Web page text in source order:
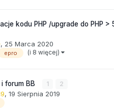
kodu PHP /upgrade do PHP
, 25 Marca 2020
epro (i 8 więcej)
forum BB 1 2
,19 Sierpnia 2019